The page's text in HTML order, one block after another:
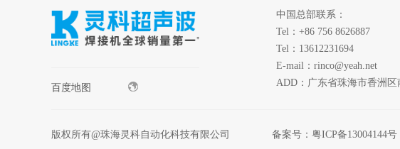
百度地图
中国总部联系：
Tel：+86 756 8626887
Tel：13612231694
E-mail：rinco@yeah.net
ADD：广东省珠海市香洲
版权所有@珠海灵科自动化科技有限公司 备案号： 粤ICP备13004144号